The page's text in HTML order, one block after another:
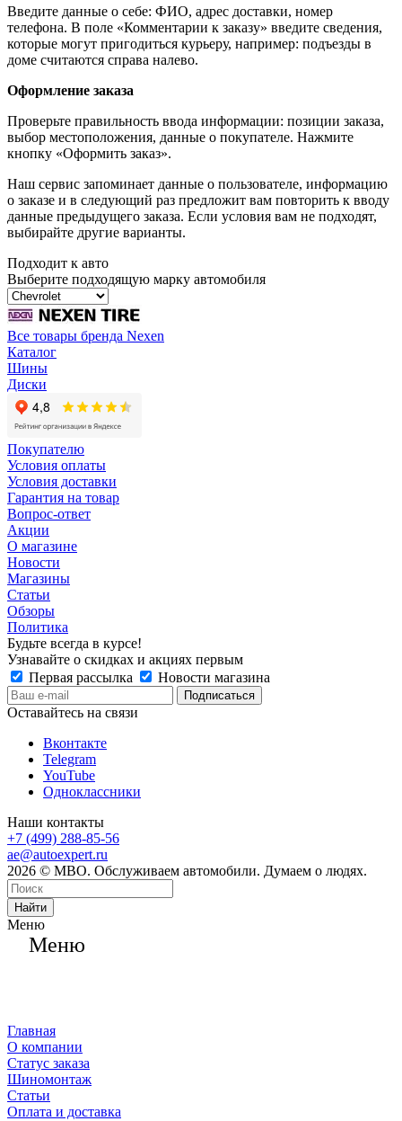
Введите данные о себе: ФИО, адрес доставки, номер
телефона. В поле «Комментарии к заказу» введите сведения,
которые могут пригодиться курьеру, например: подъезды в
доме считаются справа налево.
Оформление заказа
Проверьте правильность ввода информации: позиции заказа,
выбор местоположения, данные о покупателе. Нажмите
кнопку «Оформить заказ».
Наш сервис запоминает данные о пользователе, информацию
о заказе и в следующий раз предложит вам повторить к вводу
данные предыдущего заказа. Если условия вам не подходят,
выбирайте другие варианты.
Подходит к авто
Выберите подходящую марку автомобиля
Все товары бренда Nexen
Каталог
Шины
Диски
Покупателю
Условия оплаты
Условия доставки
Гарантия на товар
Вопрос-ответ
Акции
О магазине
Новости
Магазины
Статьи
Обзоры
Политика
Будьте всегда в курсе!
Узнавайте о скидках и акциях первым
Первая рассылка
Новости магазина
Оставайтесь на связи
Вконтакте
Telegram
YouTube
Одноклассники
Наши контакты
+7 (499) 288-85-56
ae@autoexpert.ru
2026 © МВО. Обслуживаем автомобили. Думаем о людях.
Найти
Меню
Меню
Главная
О компании
Статус заказа
Шиномонтаж
Статьи
Оплата и доставка